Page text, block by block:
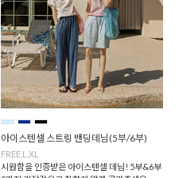
아이스텐셀 스트링 밴딩데님(5부/6부)
FREE,L,XL
시원함을 인증받은 아이스텐셀 데님! 5부&6부